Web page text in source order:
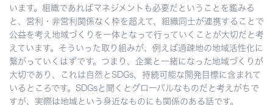
います。組織であればマネジメントも必要だということを鑑みる
と、営利・非営利関係なく枠を超えて、組織同士が連携することで
公益を考え地域づくりを一体となって行っていくことが大切だと考
えています。そういった取り組みが、例えば過疎地の地域活性化に
繋がっていくはずです。つまり、企業と一緒になった地域づくりが
大切であり、これは自然とSDGs、持続可能な開発目標に含まれて
いるところです。SDGsと聞くとグローバルなものだと考えがちで
すが、実際は地域という身近なものにも関係のある話です。